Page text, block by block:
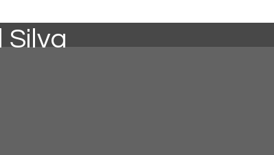
Silva